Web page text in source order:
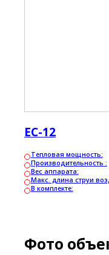
ЕС-12
Тепловая мощность:
Производительность :
Вес аппарата:
Макс. длина струи
В комплекте:
Фото